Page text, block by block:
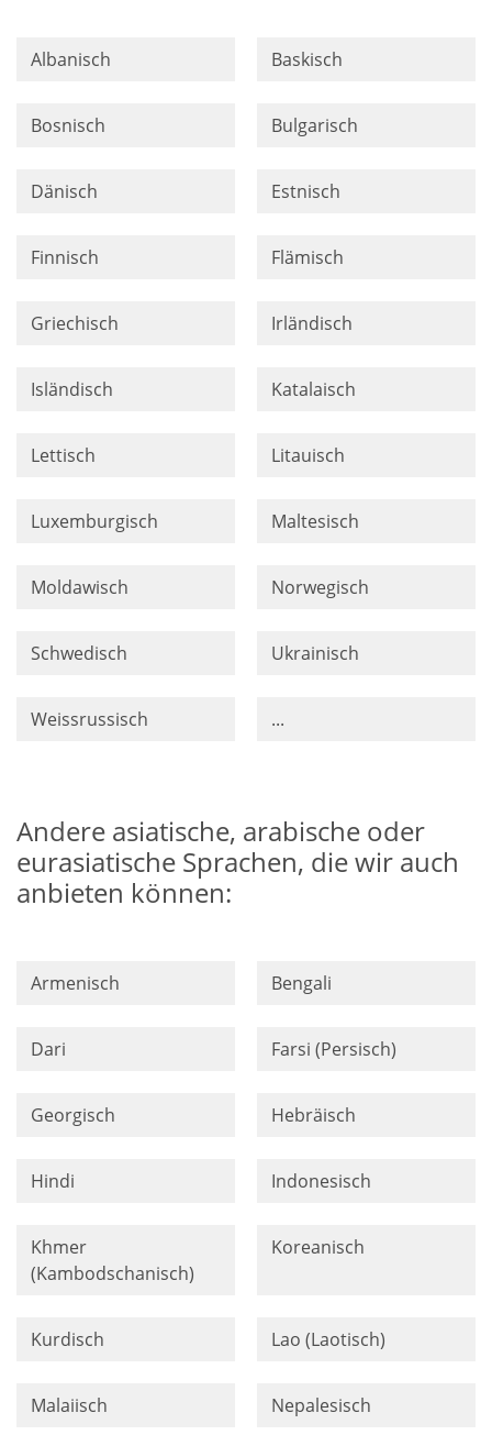
Albanisch Baskisch
Bosnisch Bulgarisch
Dänisch Estnisch
Finnisch Flämisch
Griechisch Irländisch
Isländisch Katalaisch
Lettisch Litauisch
Luxemburgisch Maltesisch
Moldawisch Norwegisch
Schwedisch Ukrainisch
Weissrussisch ...
Andere asiatische, arabische oder
eurasiatische Sprachen, die wir auch
anbieten können:
Armenisch Bengali
Dari Farsi (Persisch)
Georgisch Hebräisch
Hindi Indonesisch
Khmer
(Kambodschanisch)
Koreanisch
Kurdisch Lao (Laotisch)
Malaiisch Nepalesisch